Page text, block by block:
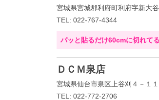
宮城県宮城郡利府町利府字新大谷
TEL: 022-767-4344
パッと貼るだけ60cmに切れて
ＤＣＭ泉店
宮城県仙台市泉区上谷刈４－１
TEL: 022-772-2706